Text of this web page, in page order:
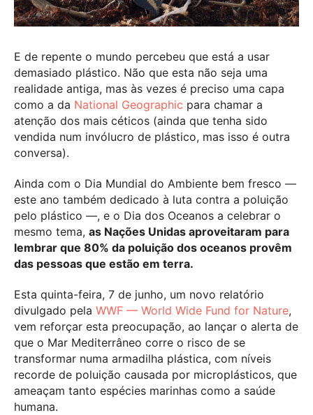
E de repente o mundo percebeu que está a usar
demasiado plástico. Não que esta não seja uma
realidade antiga, mas às vezes é preciso uma capa
como a da National Geographic para chamar a
atenção dos mais céticos (ainda que tenha sido
vendida num invólucro de plástico, mas isso é outra
conversa).
Ainda com o Dia Mundial do Ambiente bem fresco —
este ano também dedicado à luta contra a poluição
pelo plástico —, e o Dia dos Oceanos a celebrar o
mesmo tema, as Nações Unidas aproveitaram para
lembrar que 80% da poluição dos oceanos provêm
das pessoas que estão em terra.
Esta quinta-feira, 7 de junho, um novo relatório
divulgado pela WWF — World Wide Fund for Nature,
vem reforçar esta preocupação, ao lançar o alerta de
que o Mar Mediterrâneo corre o risco de se
transformar numa armadilha plástica, com níveis
recorde de poluição causada por microplásticos, que
ameaçam tanto espécies marinhas como a saúde
humana.